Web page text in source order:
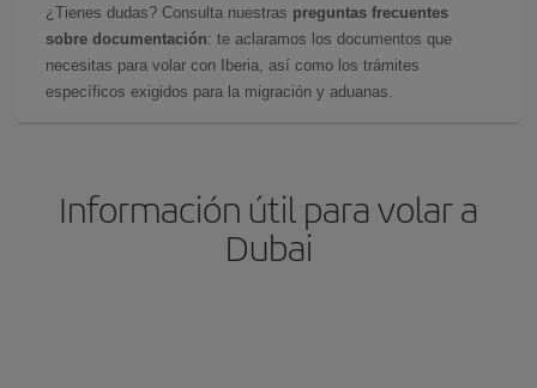
¿Tienes dudas? Consulta nuestras preguntas frecuentes
sobre documentación: te aclaramos los documentos que
necesitas para volar con Iberia, así como los trámites
específicos exigidos para la migración y aduanas.
Información útil para volar a
Dubai